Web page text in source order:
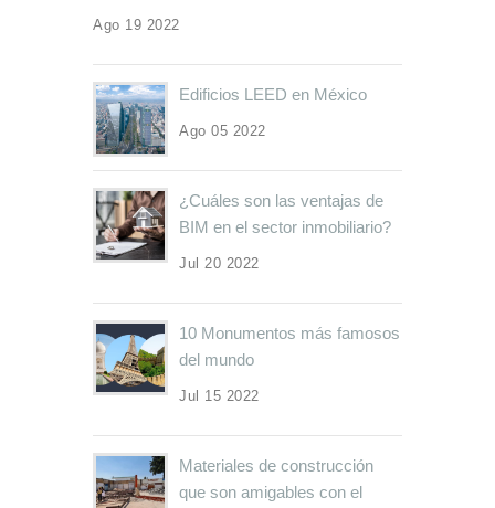
Ago 19 2022
Edificios LEED en México
Ago 05 2022
¿Cuáles son las ventajas de
BIM en el sector inmobiliario?
Jul 20 2022
10 Monumentos más famosos
del mundo
Jul 15 2022
Materiales de construcción
que son amigables con el